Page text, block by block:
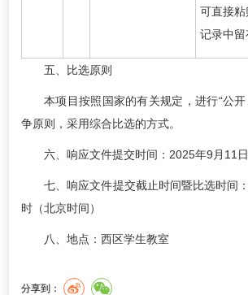
可直接
记录中留
五、比选原则
本项目按照国家的有关规定，进行“公
争原则，采用综合比选的方式。
六、响应文件提交时间：2025年9月11
七、响应文件提交截止时间暨比选时间
时（北京时间）
八、地点：西区学生教室
分享到：